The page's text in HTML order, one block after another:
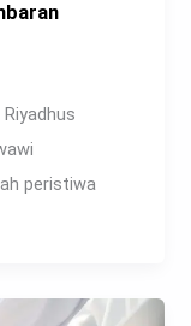
peristiwa